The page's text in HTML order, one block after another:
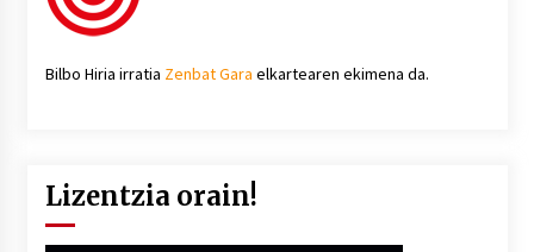
Bilbo Hiria irratia Zenbat Gara elkartearen ekimena da.
Lizentzia orain!